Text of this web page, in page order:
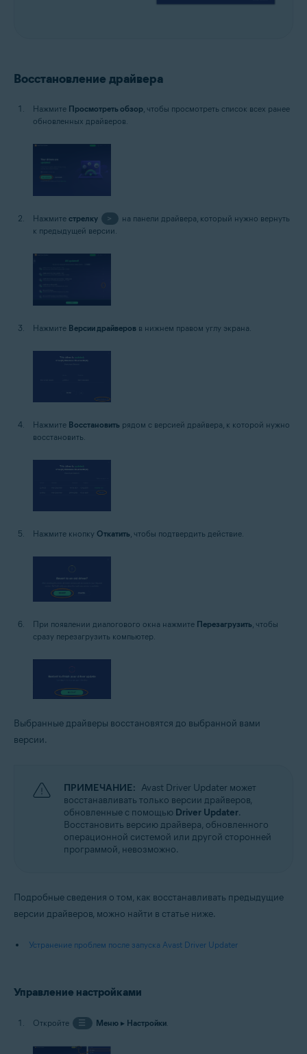
Восстановление драйвера
Нажмите Просмотреть обзор, чтобы просмотреть список всех ранее
обновленных драйверов.
Нажмите стрелку >
на панели драйвера, который нужно вернуть
к предыдущей версии.
Нажмите Версии драйверов в нижнем правом углу экрана.
Нажмите Восстановить рядом с версией драйвера, к которой нужно
восстановить.
Нажмите кнопку Откатить , чтобы подтвердить действие.
При появлении диалогового окна нажмите Перезагрузить , чтобы
сразу перезагрузить компьютер.
Выбранные драйверы восстановятся до выбранной вами
версии.
ПРИМЕЧАНИЕ: Avast Driver Updater может
восстанавливать только версии драйверов,
обновленные с помощью Driver Updater.
Восстановить версию драйвера, обновленного
операционной системой или другой сторонней
программой, невозможно.
Подробные сведения о том, как восстанавливать предыдущие
версии драйверов, можно найти в статье ниже.
Устранение проблем после запуска Avast Driver Updater
Управление настройками
Откройте ☰ Меню▸ Настройки.